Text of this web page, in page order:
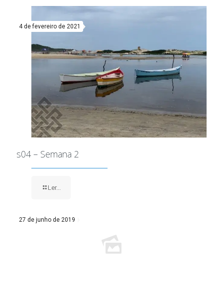
4 de fevereiro de 2021
s04 – Semana 2
Ler...
27 de junho de 2019